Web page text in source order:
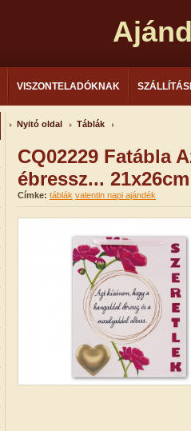
VISZONTELADÓKNAK
Nyitó oldal Táblák
CQ02229 Fatábla
ébressz... 21x26cm
Címke: táblák valentin napi ajándék